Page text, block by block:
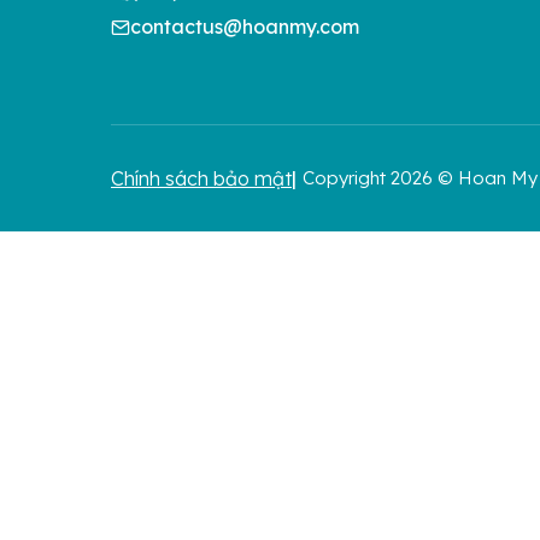
contactus@hoanmy.com
Chính sách bảo mật Copyright 2026 © Hoan